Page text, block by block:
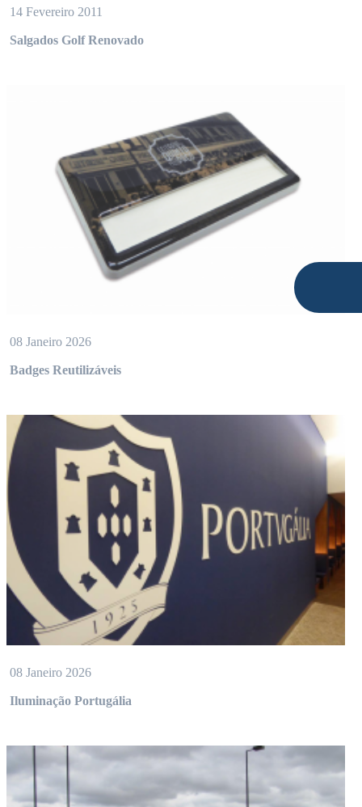
14 Fevereiro 2011
Salgados Golf Renovado
08 Janeiro 2026
Badges Reutilizáveis
08 Janeiro 2026
Iluminação Portugália